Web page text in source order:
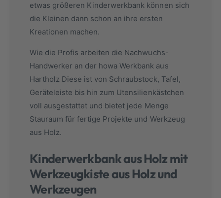
etwas größeren Kinderwerkbank können sich
die Kleinen dann schon an ihre ersten
Kreationen machen.
Wie die Profis arbeiten die Nachwuchs-
Handwerker an der howa Werkbank aus
Hartholz Diese ist von Schraubstock, Tafel,
Geräteleiste bis hin zum Utensilienkästchen
voll ausgestattet und bietet jede Menge
Stauraum für fertige Projekte und Werkzeug
aus Holz.
Kinderwerkbank aus Holz mit
Werkzeugkiste aus Holz und
Werkzeugen